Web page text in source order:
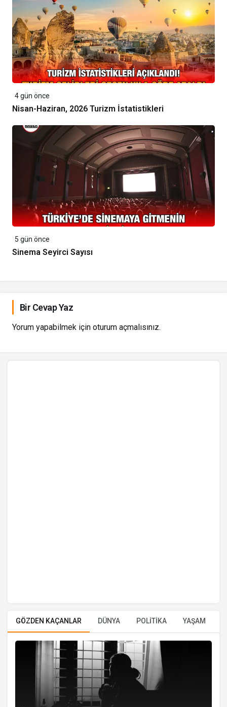
4 gün önce
Nisan-Haziran, 2026 Turizm İstatistikleri
5 gün önce
Sinema Seyirci Sayısı
Bir Cevap Yaz
Yorum yapabilmek için oturum açmalısınız.
GÖZDEN KAÇANLAR DÜNYA POLİTİKA YAŞAM